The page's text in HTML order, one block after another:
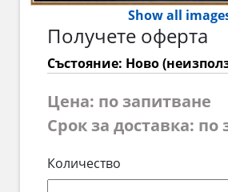
Show all
Получете оферта
Състояние: Ново
Цена: по запитване
Срок за доставка: по
Количество